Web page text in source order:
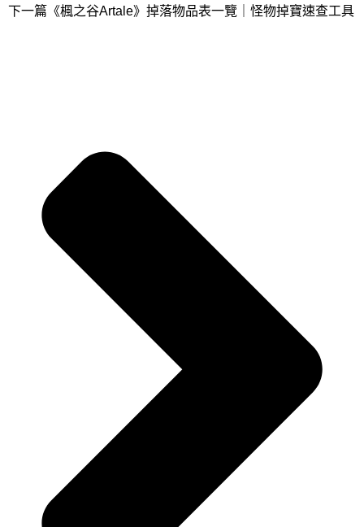
下一篇 《楓之谷Artale》掉落物品表一覽｜怪物掉寶速查工具